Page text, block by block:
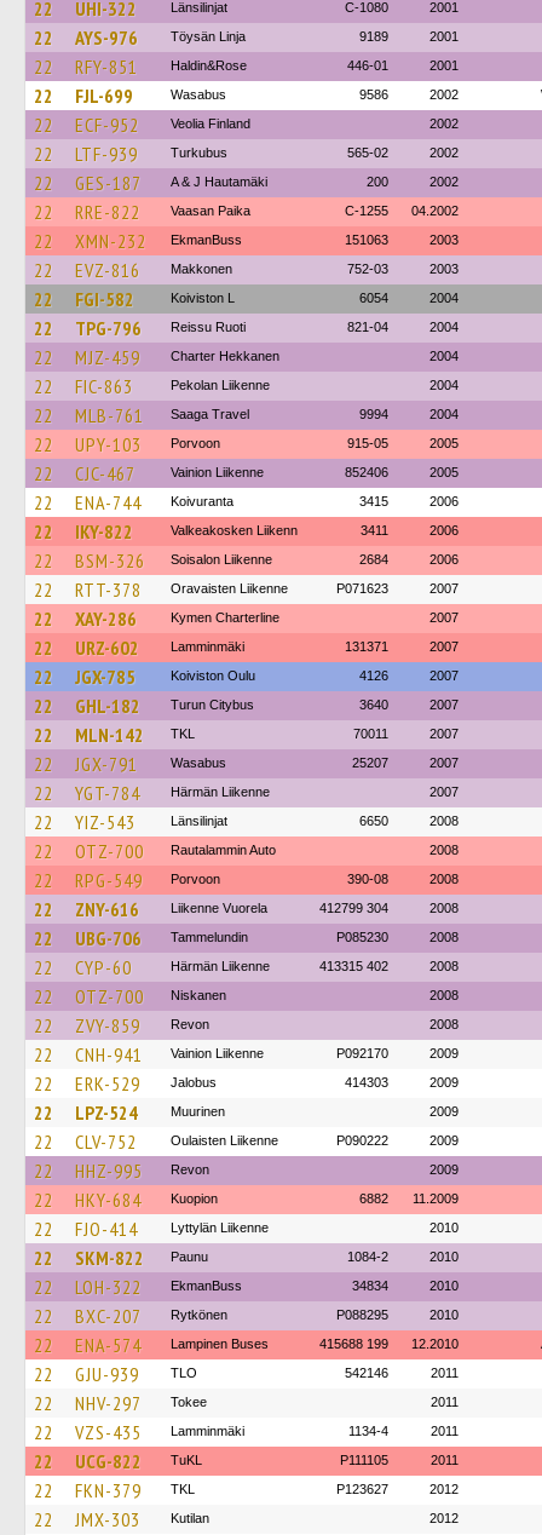
22 UHI-322 Länsilinjat C-1080 2001
22 AYS-976 Töysän Linja 9189 2001
22 RFY-851 Haldin&Rose 446-01 2001
22 FJL-699 Wasabus 9586 2002
22 ECF-952 Veolia Finland 2002
22 LTF-939 Turkubus 565-02 2002
22 GES-187 A & J Hautamäki 200 2002
22 RRE-822 Vaasan Paika C-1255 04.2002
22 XMN-232 EkmanBuss 151063 2003
22 EVZ-816 Makkonen 752-03 2003
22 FGI-582 Koiviston L 6054 2004
22 TPG-796 Reissu Ruoti 821-04 2004
22 MJZ-459 Charter Hekkanen 2004
22 FIC-863 Pekolan Liikenne 2004
22 MLB-761 Saaga Travel 9994 2004
22 UPY-103 Porvoon 915-05 2005
22 CJC-467 Vainion Liikenne 852406 2005
22 ENA-744 Koivuranta 3415 2006
22 IKY-822 Valkeakosken Liikenn 3411 2006
22 BSM-326 Soisalon Liikenne 2684 2006
22 RTT-378 Oravaisten Liikenne P071623 2007
22 XAY-286 Kymen Charterline 2007
22 URZ-602 Lamminmäki 131371 2007
22 JGX-785 Koiviston Oulu 4126 2007
22 GHL-182 Turun Citybus 3640 2007
22 MLN-142 TKL 70011 2007
22 JGX-791 Wasabus 25207 2007
22 YGT-784 Härmän Liikenne 2007
22 YIZ-543 Länsilinjat 6650 2008
22 OTZ-700 Rautalammin Auto 2008
22 RPG-549 Porvoon 390-08 2008
22 ZNY-616 Liikenne Vuorela 412799 304 2008
22 UBG-706 Tammelundin P085230 2008
22 CYP-60 Härmän Liikenne 413315 402 2008
22 OTZ-700 Niskanen 2008
22 ZVY-859 Revon 2008
22 CNH-941 Vainion Liikenne P092170 2009
22 ERK-529 Jalobus 414303 2009
22 LPZ-524 Muurinen 2009
22 CLV-752 Oulaisten Liikenne P090222 2009
22 HHZ-995 Revon 2009
22 HKY-684 Kuopion 6882 11.2009
22 FJO-414 Lyttylän Liikenne 2010
22 SKM-822 Paunu 1084-2 2010
22 LOH-322 EkmanBuss 34834 2010
22 BXC-207 Rytkönen P088295 2010
22 ENA-574 Lampinen Buses 415688 199 12.2010
22 GJU-939 TLO 542146 2011
22 NHV-297 Tokee 2011
22 VZS-435 Lamminmäki 1134-4 2011
22 UCG-822 TuKL P111105 2011
22 FKN-379 TKL P123627 2012
22 JMX-303 Kutilan 2012